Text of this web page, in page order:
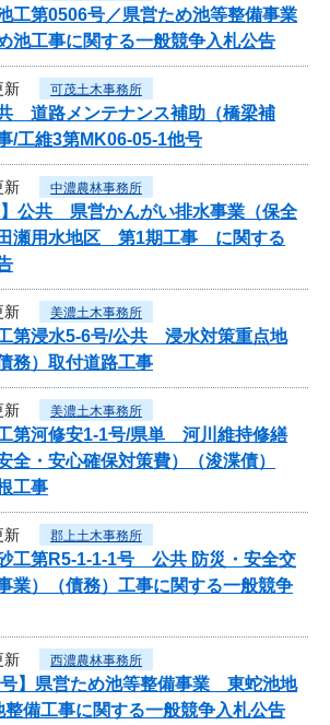
工第0506号／県営ため池等整備事業
池工事に関する一般競争入札公告
新 可茂土木事務所
共 道路メンテナンス補助（橋梁補
/工維3第MK06-05-1他号
新 中濃農林事務所
】公共 県営かんがい排水事業（保全
瀬用水地区 第1期工事 に関する
新 美濃土木事務所
工第浸水5-6号/公共 浸水対策重点地
務）取付道路工事
新 美濃土木事務所
工第河修安1-1号/県単 河川維持修繕
全・安心確保対策費）（浚渫債）
工事
新 郡上土木事務所
砂工第R5-1-1-1号 公共 防災・安全交
業）（債務）工事に関する一般競争
新 西濃農林事務所
号】県営ため池等整備事業 東蛇池地
備工事に関する一般競争入札公告